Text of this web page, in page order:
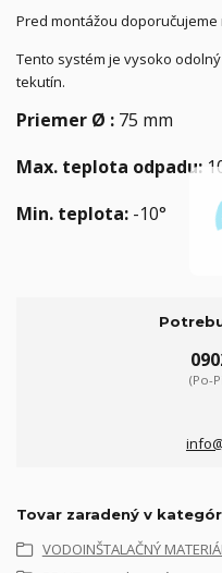
Pred montážou
Tento systém je vysoko
tekutín.
Priemer Ø : 75 mm
Max. teplota odpadu:
Min. teplota: -10°
(Po-
Tovar zaradený v
VODOINŠTALAČNÝ MATERIÁL